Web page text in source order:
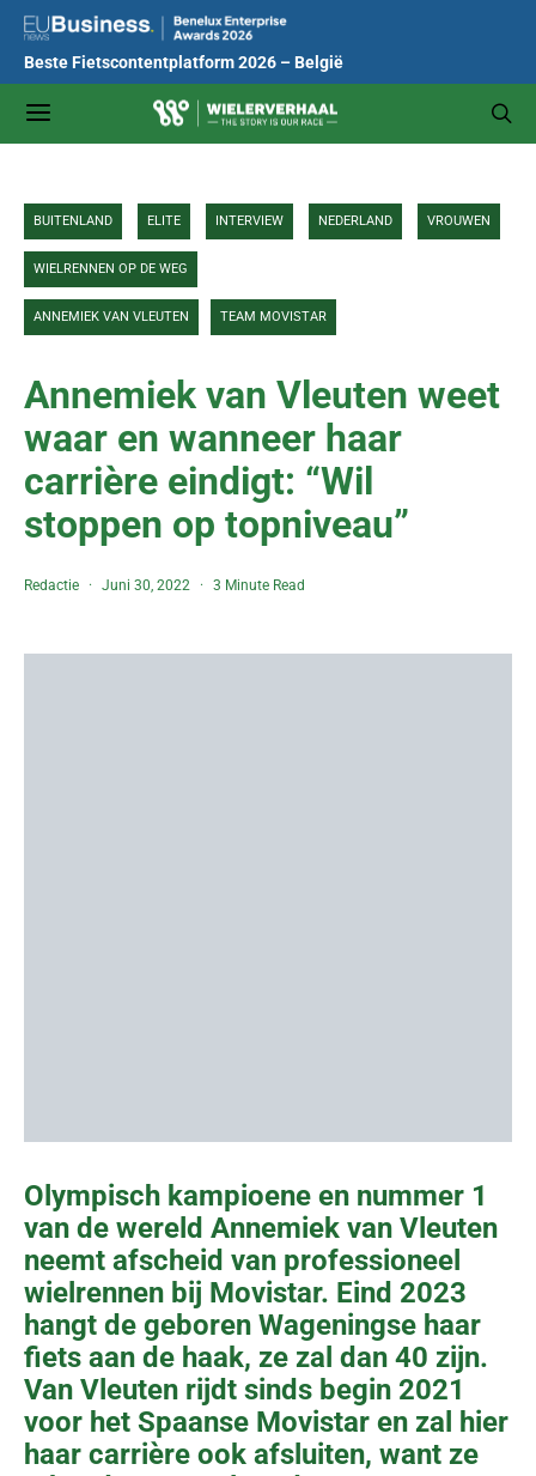
Beste Fietscontentplatform 2026 – België
BUITENLAND ELITE INTERVIEW NEDERLAND VROUWEN
WIELRENNEN OP DE WEG
ANNEMIEK VAN VLEUTEN TEAM MOVISTAR
Annemiek van Vleuten weet
waar en wanneer haar
carrière eindigt: “Wil
stoppen op topniveau”
Redactie Juni 30, 2022 3 Minute Read
Olympisch kampioene en nummer 1
van de wereld Annemiek van Vleuten
neemt afscheid van professioneel
wielrennen bij Movistar. Eind 2023
hangt de geboren Wageningse haar
fiets aan de haak, ze zal dan 40 zijn.
Van Vleuten rijdt sinds begin 2021
voor het Spaanse Movistar en zal hier
haar carrière ook afsluiten, want ze